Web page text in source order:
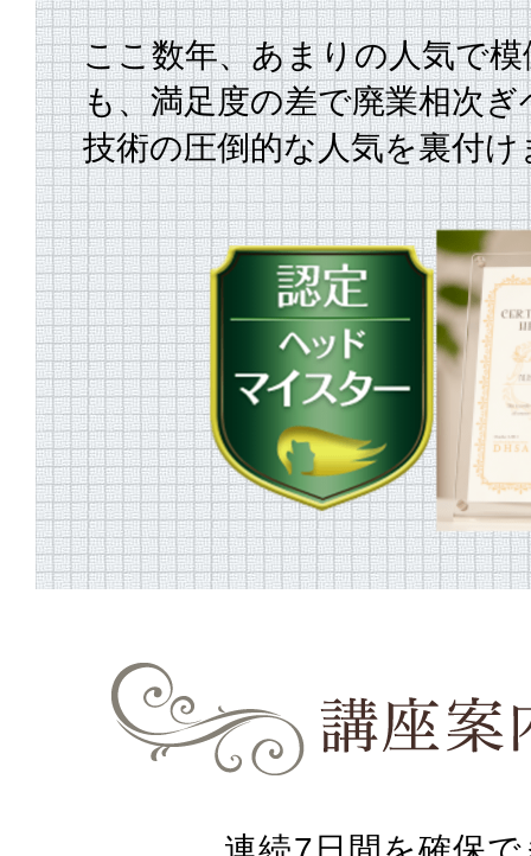
ここ数年、あまりの人気で
も、満足度の差で廃業相次
技術の圧倒的な人気を裏付け